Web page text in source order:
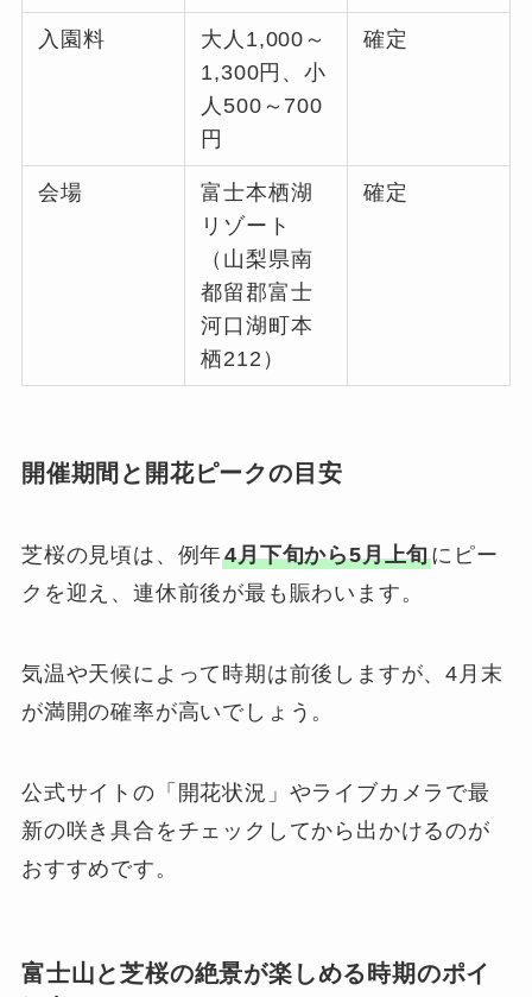
入園料
大人1,000～
1,300円、小
人500～700
円
確定
会場
富士本栖湖
リゾート
（山梨県南
都留郡富士
河口湖町本
栖212）
確定
開催期間と開花ピークの目安
芝桜の見頃は、例年4月下旬から5月上旬にピー
クを迎え、連休前後が最も賑わいます。
気温や天候によって時期は前後しますが、4月末
が満開の確率が高いでしょう。
公式サイトの「開花状況」やライブカメラで最
新の咲き具合をチェックしてから出かけるのが
おすすめです。
富士山と芝桜の絶景が楽しめる時期のポイ